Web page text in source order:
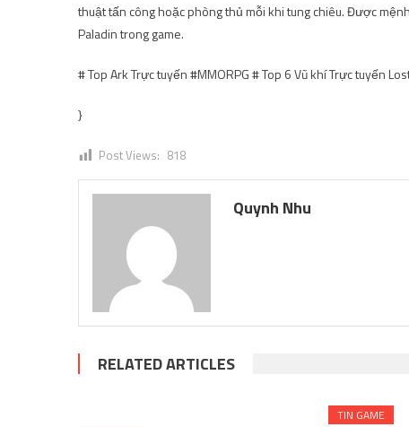
thuật tấn công hoặc phòng thủ mỗi khi tung chiêu. Được
Paladin trong game.
# Top Ark Trực tuyến #MMORPG # Top 6 Vũ khí Trực tuyến
}
Post Views: 818
Quynh Nhu
RELATED ARTICLES
TIN GAME